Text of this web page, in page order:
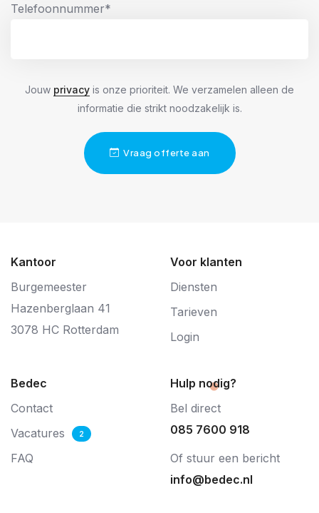
Telefoonnummer*
Jouw privacy is onze prioriteit. We verzamelen alleen de
informatie die strikt noodzakelijk is.
Vraag offerte aan
Kantoor
Burgemeester
Hazenberglaan 41
3078 HC Rotterdam
Voor klanten
Diensten
Tarieven
Login
Bedec
Contact
Vacatures
2
FAQ
Hulp nodig?
Bel direct
085 7600 918
Of stuur een bericht
info@bedec.nl